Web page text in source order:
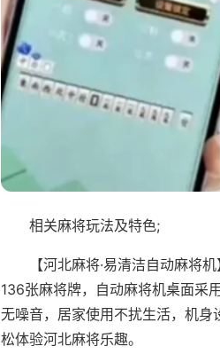
相关麻将玩法及特色;
【河北麻将·易清洁自动麻将
136张麻将牌，自动麻将机桌面采
无噪音，居家使用不扰生活，机
松体验河北麻将乐趣。